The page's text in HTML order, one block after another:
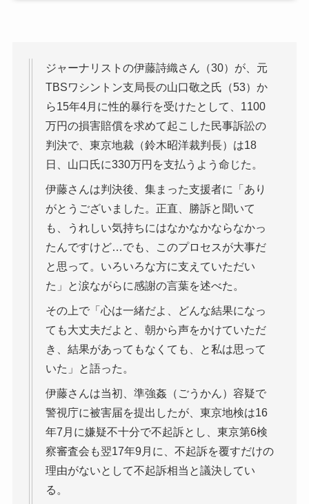
ジャーナリストの伊藤詩織さん（30）が、元
TBSワシントン支局長の山口敬之氏（53）か
ら15年4月に性的暴行を受けたとして、1100
万円の損害賠償を求めて起こした民事訴訟の
判決で、東京地裁（鈴木昭洋裁判長）は18
日、山口氏に330万円を支払うよう命じた。
伊藤さんは判決後、集まった支援者に「あり
がとうございました。正直、勝訴と聞いて
も、うれしい気持ちにはなかなかならなかっ
たんですけど…でも、このプロセスが大事だ
と思って。いろいろな方に支えていただい
た」と涙ながらに感謝の言葉を述べた。
その上で「心は一緒だよ、どんな結果になっ
ても大丈夫だよと、朝から声をかけていただ
き、結果があってもなくても、と私は思って
いた」と語った。
伊藤さんは当初、準強姦（ごうかん）容疑で
警視庁に被害届を提出したが、東京地検は16
年7月に嫌疑不十分で不起訴とし、東京第6検
察審査会も翌17年9月に、不起訴を覆すだけの
理由がないとして不起訴相当と議決してい
る。